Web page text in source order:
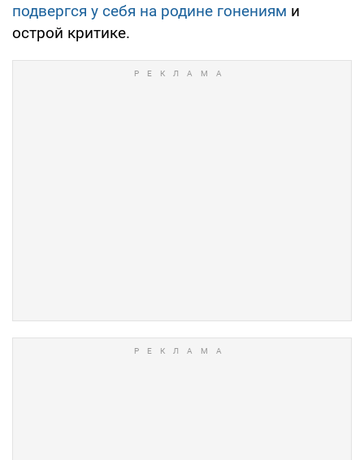
подвергся у себя на родине гонениям и
острой критике.